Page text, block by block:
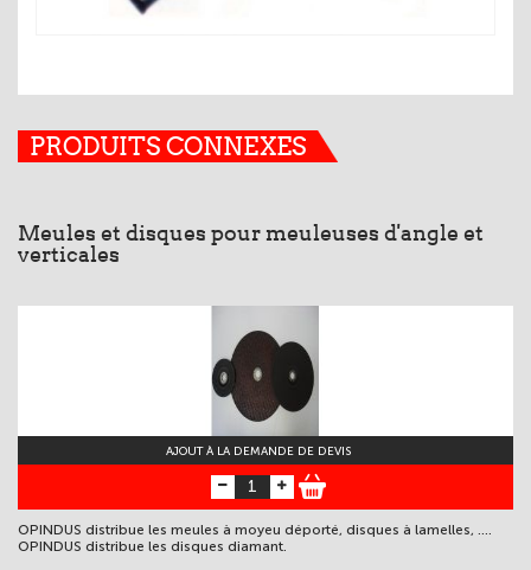
PRODUITS CONNEXES
Meules et disques pour meuleuses d'angle et
verticales
AJOUT À LA DEMANDE DE DEVIS
OPINDUS distribue les meules à moyeu déporté, disques à lamelles, ....
OPINDUS distribue les disques diamant.